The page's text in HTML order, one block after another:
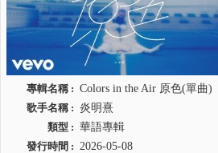
專輯名稱 : Colors in the Air 原色(單曲)
歌手名稱 : 炎明熹
類型 : 華語專輯
發行時間 : 2026-05-08